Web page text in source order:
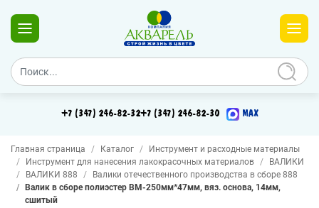
+7 (347) 246-82-32+7 (347) 246-82-30 MAX
Главная страница Каталог
Инструмент и расходные материалы
Инструмент для нанесения лакокрасочных материалов
ВАЛИКИ
ВАЛИКИ 888
Валики отечественного производства в сборе 888
Валик в сборе полиэстер ВМ-250мм*47мм, вяз. основа, 14мм,
сшитый